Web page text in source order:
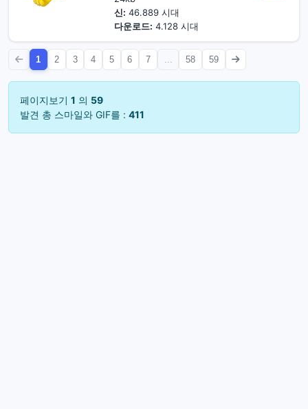
신: 46.889 시대
다운로드: 4.128 시대
1 2 3 4 5 6 7 58 59
페이지보기 1 의 59
발견 총 스마일와 GIF를 : 411